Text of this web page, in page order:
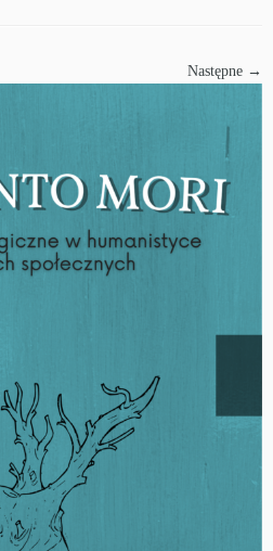
Następne →